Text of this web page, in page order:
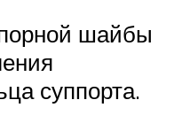
шайбы
суппорта.